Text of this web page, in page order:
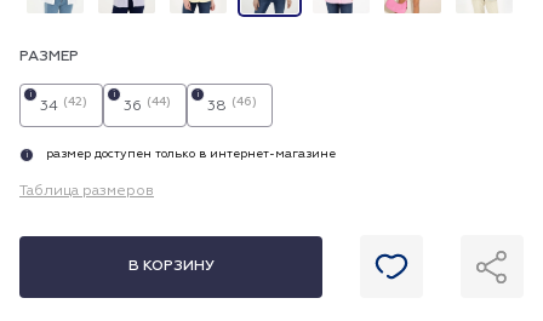
РАЗМЕР
34 (42)
i
36 (44)
i
38 (46)
i
i размер доступен только в интернет-магазине
Таблица размеров
В КОРЗИНУ